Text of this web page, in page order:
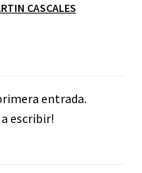
CASCALES
entrada.
escribir!